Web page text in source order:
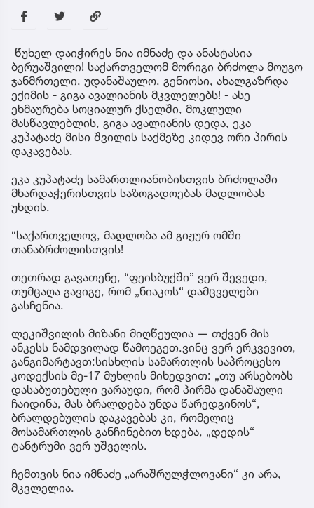
წუხელ დაიჭირეს ნია იმნაძე და ანასტასია
ბერუაშვილი! საქართველომ მორიგი ბრძოლა მოუგო
ჯანმრთელი, უდანაშაულო, გენიოსი, ახალგაზრდა
ექიმის - გიგა ავალიანის მკვლელებს! - ასე
ეხმაურება სოციალურ ქსელში, მოკლული
მასწავლებლის, გიგა ავალიანის დედა, ეკა
კუპატაძე მისი შვილის საქმეზე კიდევ ორი პირის
დაკავებას.
ეკა კუპატაძე სამართლიანობისთვის ბრძოლაში
მხარდაჭერისთვის საზოგადოებას მადლობას
უხდის.
“საქართველოვ, მადლობა ამ გიჟურ ომში
თანაბრძოლისთვის!
თეთრად გავათენე, “ფეისბუქში” ვერ შევედი,
თუმცაღა გავიგე, რომ „ნიაკოს“ დამცველები
გასჩენია.
ლეკიშვილის მიზანი მიღწეულია — თქვენ მის
ანკესს ნამდვილად წამოეგეთ.ვინც ვერ ერკვევით,
განგიმარტავთ:სისხლის სამართლის საპროცესო
კოდექსის მე-17 მუხლის მიხედვით: „თუ არსებობს
დასაბუთებული ვარაუდი, რომ პირმა დანაშაული
ჩაიდინა, მას ბრალდება უნდა წარედგინოს“,
ბრალდებულის დაკავებას კი, რომელიც
მოსამართლის განჩინებით ხდება, „დედის“
ტანტრუმი ვერ უშველის.
ჩემთვის ნია იმნაძე „არაშრულჭლოვანი“ კი არა,
მკვლელია.